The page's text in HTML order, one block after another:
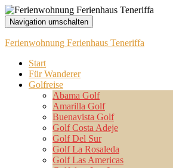
Navigation umschalten
Ferienwohnung Ferienhaus Teneriffa
Start
Für Wanderer
Golfreise
Abama Golf
Amarilla Golf
Buenavista Golf
Golf Costa Adeje
Golf Del Sur
Golf La Rosaleda
Golf Las Americas